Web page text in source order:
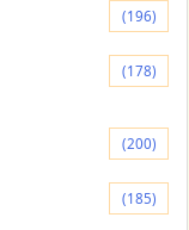
(196)
(178)
(200)
(185)